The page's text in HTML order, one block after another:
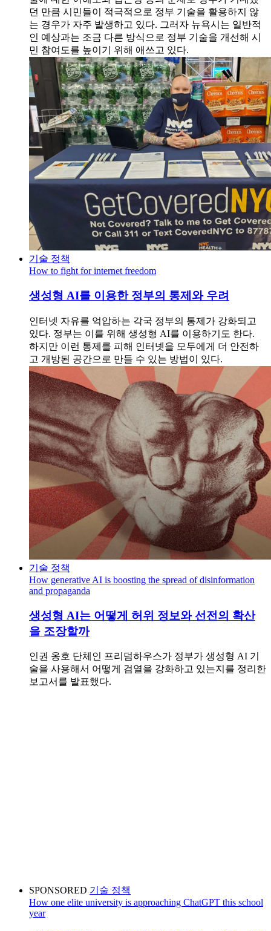
던 만큼 시민들이 적극적으로 정부 기술을 활용하지 않
는 경우가 자주 발생하고 있다. 그러자 뉴욕시는 일반적
인 예상과는 조금 다른 방식으로 정부 기술을 개선해 시
민 참여도를 높이기 위해 애쓰고 있다.
기술 정책
How to fight for internet freedom
생성형 AI를 이용한 정부의 통제와 우려
인터넷 자유를 억압하는 각국 정부의 통제가 강화되고
있다. 정부는 이를 위해 생성형 AI를 이용하기도 한다.
하지만 이런 통제를 피해 인터넷을 모두에게 더 안전하
고 개방된 공간으로 만들 수 있는 방법이 있다.
기술 정책
How generative AI is boosting the spread of disinformation
and propaganda
생성형 AI는 어떻게 허위 정보와 선전의 확산
을 조장할까
인권 옹호 단체인 프리덤하우스가 정부가 생성형 AI 기
술을 사용해서 어떻게 검열을 강화하고 있는지를 정리한
보고서를 발표했다.
SPONSORED 기술 정책
How one elite university is approaching ChatGPT this school
year